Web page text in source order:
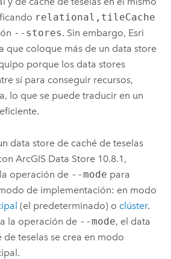
relational,tileCache
--stores. Sin embargo, Esri
que coloque más de un data store
porque los data stores
sí para conseguir recursos,
lo que se puede traducir en un
data store de caché de teselas
ArcGIS Data Store10.8.1,
operación de --mode para
de implementación: en modo
(el predeterminado) o clúster.
la operación de --mode, el data
de teselas se crea en modo